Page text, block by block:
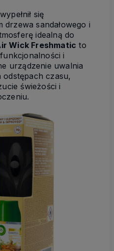
się
sandałowego i
idealną do
Wick Freshmatic to
i
urządzenie uwalnia
czasu,
świeżości i